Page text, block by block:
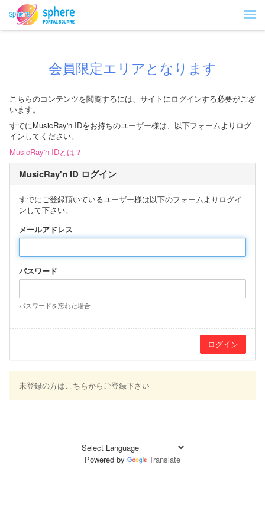
会員限定エリアとなります
こちらのコンテンツを閲覧するには、サイトにログインする必要がござ
います。
すでにMusicRay'n IDをお持ちのユーザー様は、以下フォームよりログ
インしてください。
MusicRay'n IDとは？
MusicRay'n ID ログイン
すでにご登録頂いているユーザー様は以下のフォームよりログイ
ンして下さい。
メールアドレス
パスワード
パスワードを忘れた場合
未登録の方はこちらからご登録下さい
Powered by Translate